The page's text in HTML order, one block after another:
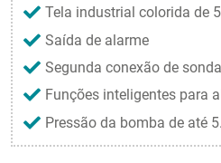
Tela industrial colorida de
Saída de alarme
Segunda conexão de
Funções inteligentes para
Pressão da bomba de até